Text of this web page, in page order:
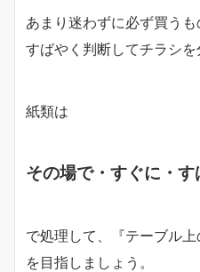
あまり迷わずに必ず買う
すばやく判断してチラシを
紙類は
その場で・すぐに・
で処理して、『テーブル上
を目指しましょう。